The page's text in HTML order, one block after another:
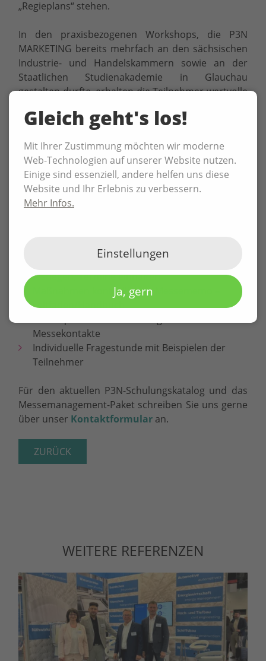
„Regieplans“ stehen.
In den praxisbezogenen Workshops, die P3N
MARKETING bereits mehrfach an den sächsischen
Industrie- und Handelskammern sowie an der
Staatlichen Studienakademie in Glauchau
gestalten durfte, erhalten die Teilnehmer wertvolle
Themen:
Nichts geht ohne Konzept! Ziele, Zielgruppen,
Aufmacher, Budget, Förderung
Erfolgreiche Ansprache potenzieller Besucher
vor, während und nach der Messe
Reden Sie drüber! Öffentlichkeitsarbeit, News,
Einbindung Dienstleister
Interne Kommunikation: Verantwortlichkeiten
festlegen, Termine einhalten
Maßnahmen kontrollieren, Messememo –
Leitfaden/Handbuch
Messekontakte
Individuelle Fragestunde mit Beispielen der
Teilnehmer
Für den aktuellen P3N-Schulungskatalog und das
Messemanagement-Paket schreiben Sie uns gerne
über unser Kontaktformular an.
ZURÜCK
WEITERE REFERENZEN
Gleich geht's los!
Mit Ihrer Zustimmung möchten wir moderne
Web-Technologien auf unserer Website nutzen.
Einige sind essenziell, andere helfen uns diese
Website und Ihr Erlebnis zu verbessern.
Mehr Infos.
Einstellungen
Ja, gern